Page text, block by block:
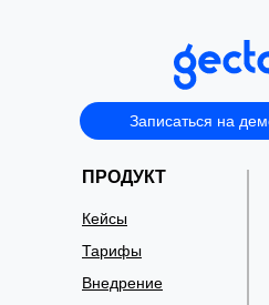
ПРОДУКТ
Внедрение
Кейсы
Тарифы
Записаться на